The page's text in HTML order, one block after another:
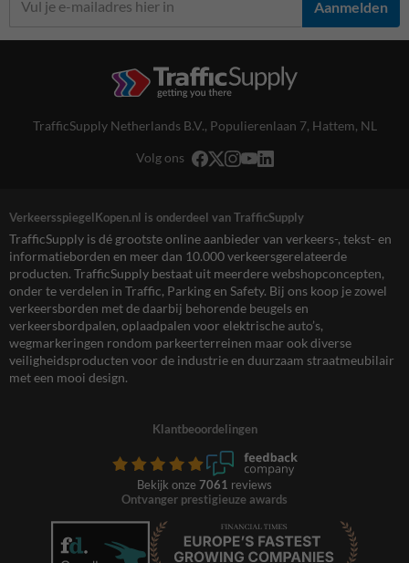
Aanmelden
TrafficSupply Netherlands B.V., Populierenlaan 7, Hattem, NL
Volg ons
VerkeersspiegelKopen.nl is onderdeel van TrafficSupply
TrafficSupply is dé grootste online aanbieder van verkeers-, tekst- en
informatieborden en meer dan 10.000 verkeersgerelateerde
producten. TrafficSupply bestaat uit meerdere webshopconcepten,
onder te verdelen in Traffic, Parking en Safety. Bij ons koop je zowel
verkeersborden met de daarbij behorende beugels en
verkeersbordpalen, oplaadpalen voor elektrische auto’s,
wegmarkeringen rondom parkeerterreinen maar ook diverse
veiligheidsproducten voor de industrie en duurzaam straatmeubilair
met een mooi design.
Klantbeoordelingen
Bekijk onze 7061 reviews
Ontvanger prestigieuze awards